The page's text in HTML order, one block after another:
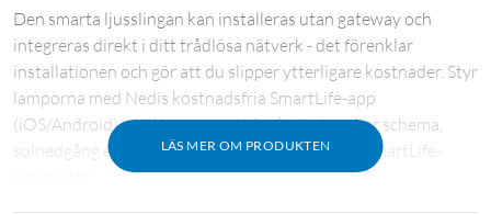
LÄS MER OM PRODUKTEN
Den smarta ljusslingan kan installeras utan gateway och
integreras direkt i ditt trådlösa nätverk - det förenklar
installationen och gör att du slipper ytterligare kostnader. Styr
lamporna med Nedis kostnadsfria SmartLife-app
(iOS/Android), ställ in automatiska åtgärder efter schema,
solnedgång eller tillsammans med andra Nedis SmartLife-